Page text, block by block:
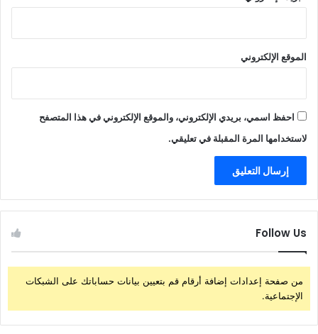
الموقع الإلكتروني
احفظ اسمي، بريدي الإلكتروني، والموقع الإلكتروني في هذا المتصفح
لاستخدامها المرة المقبلة في تعليقي.
Follow Us
من صفحة إعدادات إضافة أرقام قم بتعيين بيانات حساباتك على الشبكات
الإجتماعية.